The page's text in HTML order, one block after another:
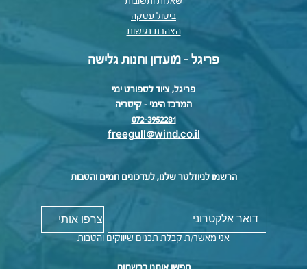
שאלות ותשובות
ביטול עסקה
הצהרת נגישות
פריגל - מועדון וחנות גלישה
פריגל, ציוד לספורט ימי
המרכז הימי – קיסריה
072-3952281
freegull@wind.co.il
הרשמו לניוזלטר שלנו, לעדכונים חמים והטבות
אני מאשר/ת קבלת תכנים שיווקים והטבות